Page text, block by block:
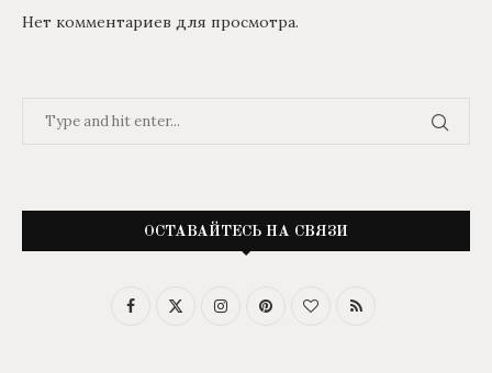
Нет комментариев для просмотра.
ОСТАВАЙТЕСЬ НА СВЯЗИ